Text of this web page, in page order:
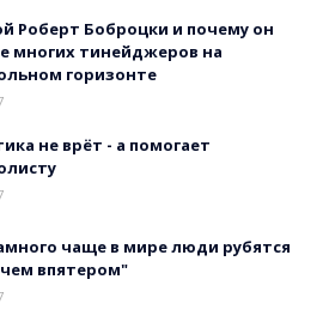
Роберт Боброцки и почему он
многих тинейджеров на
горизонте
не врёт - а помогает
чаще в мире люди рубятся
впятером"